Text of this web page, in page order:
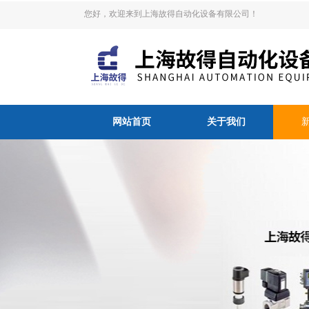
您好，欢迎来到上海故得自动化设备有限公司！
网站首页 关于我们